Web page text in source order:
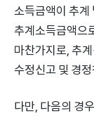
소득금액이 추계
추계소득금액으
마찬가지로, 추
수정신고 및 경
다만, 다음의 경